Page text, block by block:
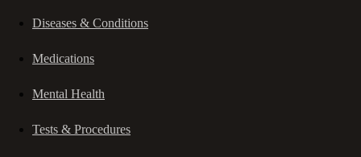
Diseases & Conditions
Medications
Mental Health
Tests & Procedures